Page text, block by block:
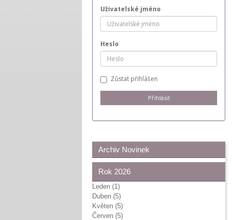
Uživatelské jméno
Heslo
Zůstat přihlášen
Archiv Novinek
Rok 2026
Leden (1)
Duben (5)
Květen (5)
Červen (5)